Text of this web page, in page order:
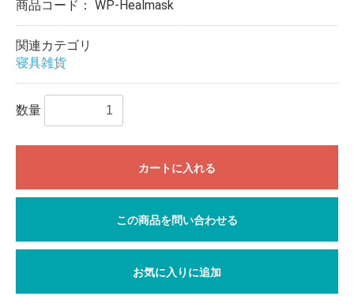
商品コード： WP-Healmask
関連カテゴリ
寝具雑貨
数量
カートに入れる
この商品を問い合わせる
お気に入りに追加